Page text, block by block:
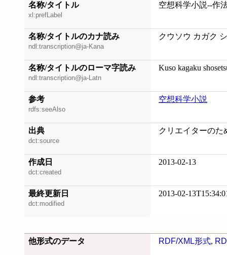
名称/タイトル
xl:prefLabel
空想科学小説--作
名称/タイトルのカナ読み
ndl:transcription@ja-Kana
クウソウ カガク
名称/タイトルのローマ字読み
ndl:transcription@ja-Latn
Kuso kagaku
参考
rdfs:seeAlso
空想科学小説
出典
dct:source
クリエイターのた
作成日
dct:created
2013-02-13
最終更新日
dct:modified
2013-02-
他形式のデータ RDF/XML形式,